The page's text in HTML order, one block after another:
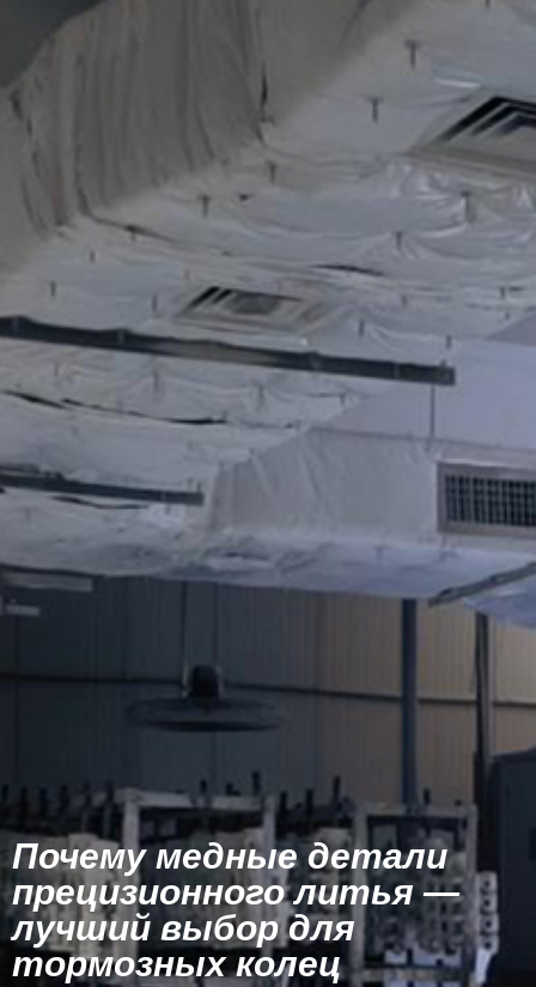
Почему медные детали
прецизионного литья —
лучший выбор для
тормозных колец